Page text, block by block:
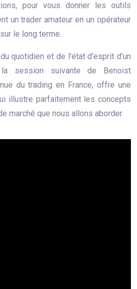
pour vous donner les outils
un trader amateur en un opérateur
le long terme.
quotidien et de l’état d’esprit d’un
la session suivante de Benoist
du trading en France, offre une
illustre parfaitement les concepts
marché que nous allons aborder.